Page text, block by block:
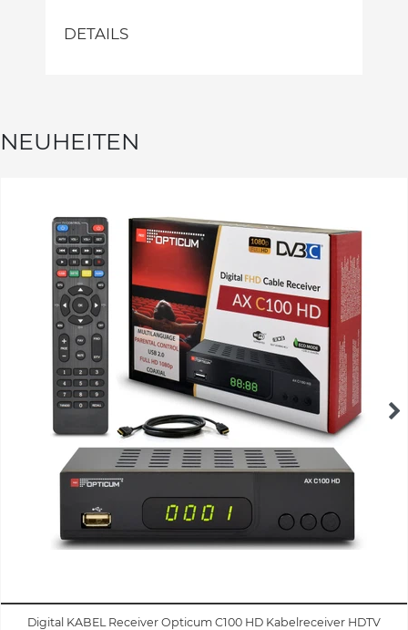
DETAILS
NEUHEITEN
Digital KABEL Receiver Opticum C100 HD Kabelreceiver HDTV